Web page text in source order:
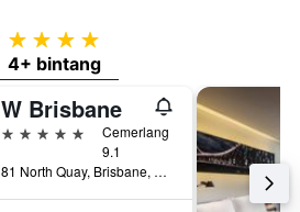
4 bintang
4+ bintang
W Brisbane
5 bintang
Cemerlang
9.1
81 North Quay, Brisbane, QLD, Australia